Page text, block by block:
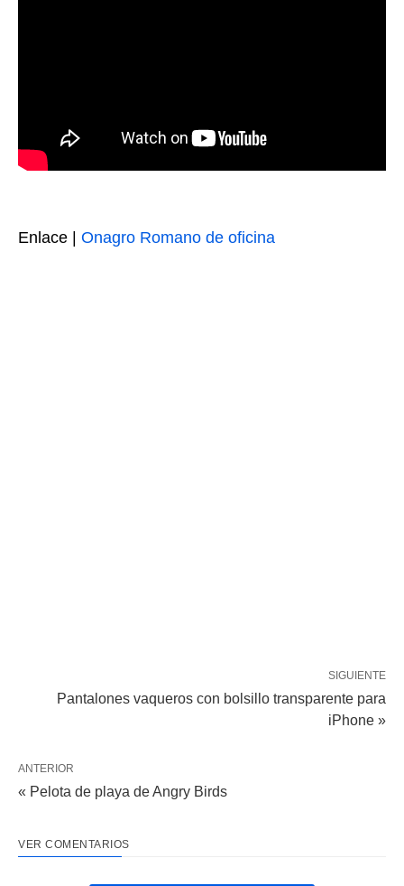
Enlace | Onagro Romano de oficina
SIGUIENTE
Pantalones vaqueros con bolsillo transparente para
iPhone »
ANTERIOR
« Pelota de playa de Angry Birds
VER COMENTARIOS